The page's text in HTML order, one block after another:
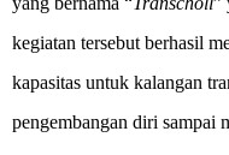
kegiatan tersebut berhasil
kapasitas untuk kalangan
pengembangan diri sampai